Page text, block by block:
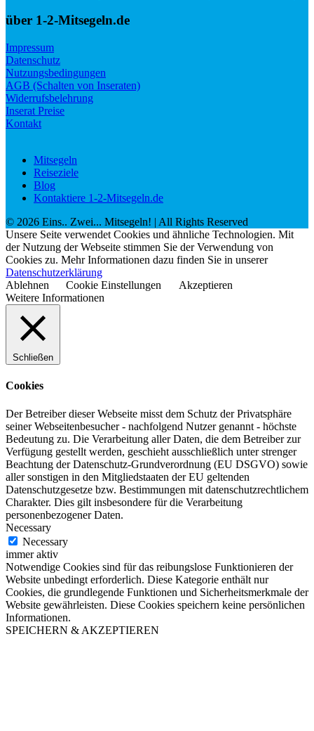
über 1-2-Mitsegeln.de
Impressum
Datenschutz
Nutzungsbedingungen
AGB (Schalten von Inseraten)
Widerrufsbelehrung
Inserat Preise
Kontakt
Mitsegeln
Reiseziele
Blog
Kontaktiere 1-2-Mitsegeln.de
© 2026 Eins.. Zwei... Mitsegeln! | All Rights Reserved
Unsere Seite verwendet Cookies und ähnliche Technologien. Mit
der Nutzung der Webseite stimmen Sie der Verwendung von
Cookies zu. Mehr Informationen dazu finden Sie in unserer
Datenschutzerklärung
Ablehnen
Cookie Einstellungen
Akzeptieren
Weitere Informationen
Schließen
Cookies
Der Betreiber dieser Webseite misst dem Schutz der Privatsphäre
seiner Webseitenbesucher - nachfolgend Nutzer genannt - höchste
Bedeutung zu. Die Verarbeitung aller Daten, die dem Betreiber zur
Verfügung gestellt werden, geschieht ausschließlich unter strenger
Beachtung der Datenschutz-Grundverordnung (EU DSGVO) sowie
aller sonstigen in den Mitgliedstaaten der EU geltenden
Datenschutzgesetze bzw. Bestimmungen mit datenschutzrechtlichem
Charakter. Dies gilt insbesondere für die Verarbeitung
personenbezogener Daten.
Necessary
Necessary
immer aktiv
Notwendige Cookies sind für das reibungslose Funktionieren der
Website unbedingt erforderlich. Diese Kategorie enthält nur
Cookies, die grundlegende Funktionen und Sicherheitsmerkmale der
Website gewährleisten. Diese Cookies speichern keine persönlichen
Informationen.
SPEICHERN & AKZEPTIEREN